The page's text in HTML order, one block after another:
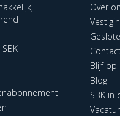
Over
Blijf op
Blog
SBK in